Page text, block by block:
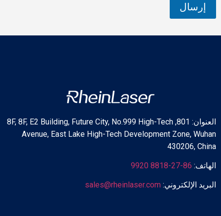
ب
ي
إرسال
العنوان: 801, 8F, 8F, E2 Building, Future City, No.999 High-Tech
Avenue, East Lake High-Tech Development Zone, Wuhan
430206, China
الهاتف: 86-27-8818 9920
البريد الإلكتروني: sales@rheinlaser.com